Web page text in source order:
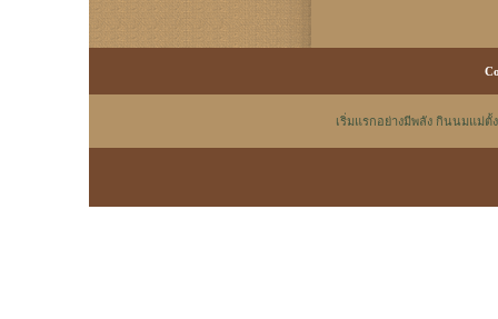
เริ่มแรกอย่างมีพลัง กินนมแม่ตั้ง